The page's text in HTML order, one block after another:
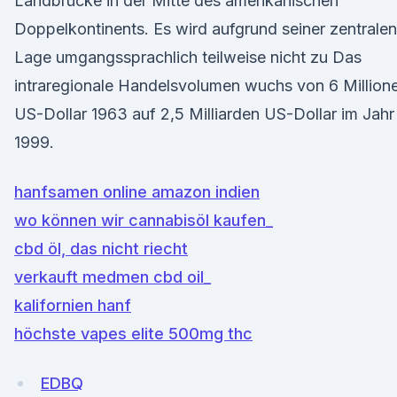
Doppelkontinents. Es wird aufgrund seiner zentralen
Lage umgangssprachlich teilweise nicht zu Das
intraregionale Handelsvolumen wuchs von 6
US-Dollar 1963 auf 2,5 Milliarden US-Dollar im Jahr
1999.
hanfsamen online amazon indien
wo können wir cannabisöl kaufen_
cbd öl, das nicht riecht
verkauft medmen cbd oil_
kalifornien hanf
höchste vapes elite 500mg thc
EDBQ